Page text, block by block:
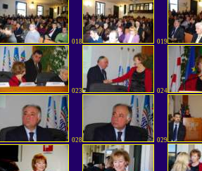
018 019
023 024
028 029